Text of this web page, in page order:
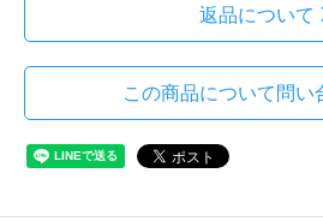
返品について
この商品について問い